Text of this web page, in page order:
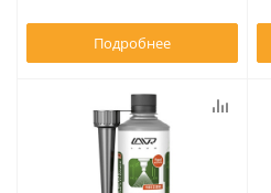
Подробнее